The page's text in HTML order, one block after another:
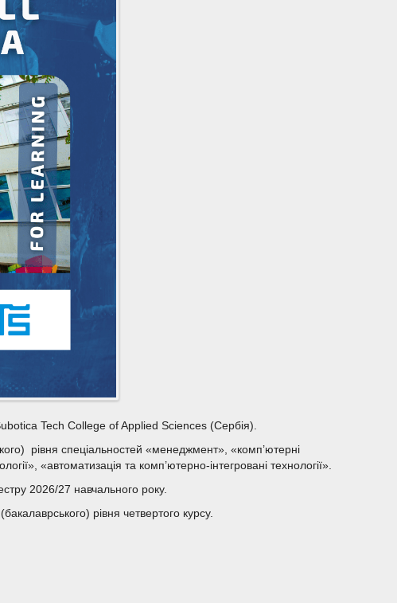
Tech College of Applied Sciences (Сербія).
рівня спеціальностей «менеджмент», «комп’ютерні
«автоматизація та комп’ютерно-інтегровані технології».
2026/27 навчального року.
рівня четвертого курсу.